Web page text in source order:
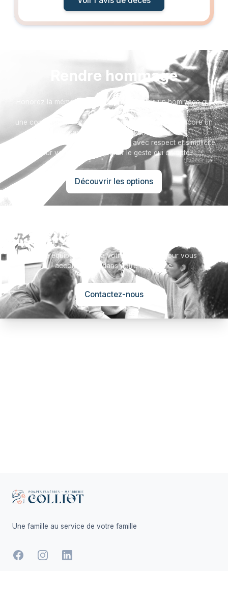
Informations
Rendre hommage
Honorez la mémoire de votre proche avec un hommage qui
vous ressemble :
une composition florale, une plaque, un arbre, ou encore un
message accompagné d'une photo.
Toutes nos options sont présentées avec respect et simplicité
pour vous aider à marquer le geste qui compte.
Découvrir les options
Notre équipe se tient à votre disposition pour vous
accompagner dans votre démarche.
Contactez-nous
Footer
Une famille au service de votre famille
FacebookInstagramLinkedIn